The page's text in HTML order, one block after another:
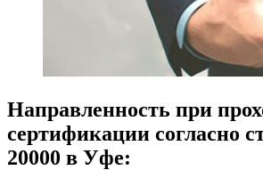
Направленность при
сертификации согласно
20000 в Уфе: